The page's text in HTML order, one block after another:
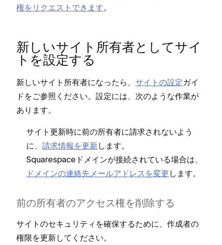
権をリクエストできます⁠。
新しいサイト所有者としてサイ
トを設定する
新しいサイト所有者にな⁠ったら⁠、 サイトの設定ガイ
ドをご参照ください⁠。設定には⁠、次のような作業が
あります⁠。
サイト更新時に前の所有者に請求されないよう
に⁠、 請求情報を更新します⁠。
Squarespaceドメインが接続されている場合は⁠、
ドメインの連絡先メ⁠ールアドレスを変更 します⁠。
前の所有者のアクセス権を削除する
サイトのセキ⁠ュリテ⁠ィを確保するために⁠、作成者の
権限を更新してください⁠。